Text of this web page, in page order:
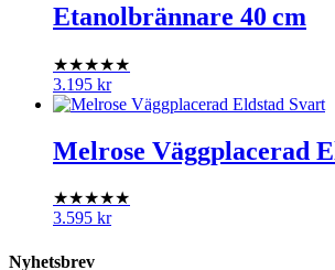
Etanolbrännare 40 cm
★★★★★
3.195 kr
Melrose Väggplacerad
★★★★★
3.595 kr
Nyhetsbrev